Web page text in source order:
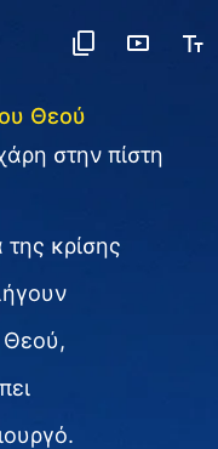
Θεού
στην πίστη
κρίσης
Θεού,